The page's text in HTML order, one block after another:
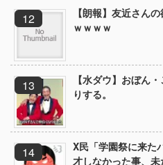
【朗報】友近さん
ｗｗｗｗ
【水ダウ】おぼん
りする。
X民「学園祭に来た
才しなかった事、未